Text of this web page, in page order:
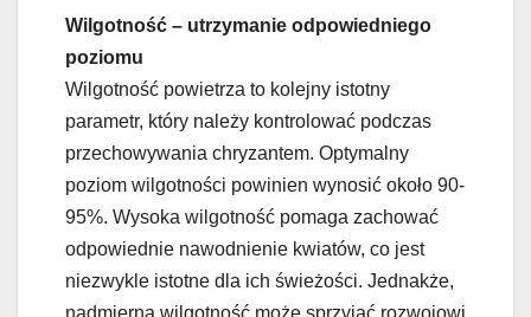
Wilgotność – utrzymanie odpowiedniego
poziomu
Wilgotność powietrza to kolejny istotny
parametr, który należy kontrolować podczas
przechowywania chryzantem. Optymalny
poziom wilgotności powinien wynosić około 90-
95%. Wysoka wilgotność pomaga zachować
odpowiednie nawodnienie kwiatów, co jest
niezwykle istotne dla ich świeżości. Jednakże,